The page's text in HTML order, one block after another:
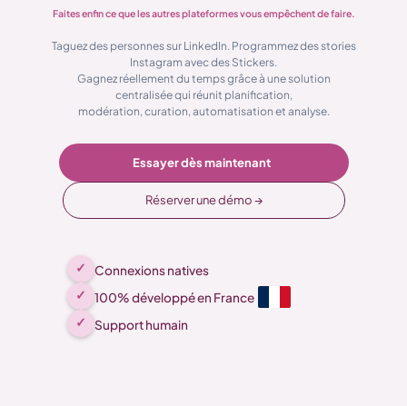
Faites enfin ce que les autres plateformes vous empêchent de faire.
Taguez des personnes sur LinkedIn. Programmez des stories
Instagram avec des Stickers.
Gagnez réellement du temps grâce à une solution
centralisée qui réunit planification,
modération, curation, automatisation et analyse.
Essayer dès maintenant
Réserver une démo →
✓
Connexions natives
✓
100% développé en France
✓
Support humain